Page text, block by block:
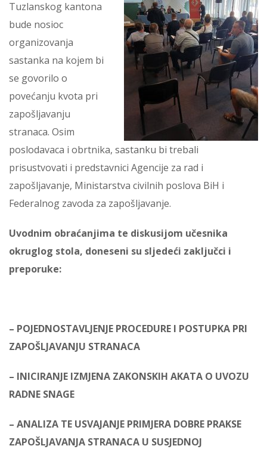
Tuzlanskog kantona
bude nosioc
organizovanja
sastanka na kojem bi
se govorilo o
povećanju kvota pri
zapošljavanju
stranaca. Osim
poslodavaca i obrtnika, sastanku bi trebali
prisustvovati i predstavnici Agencije za rad i
zapošljavanje, Ministarstva civilnih poslova BiH i
Federalnog zavoda za zapošljavanje.
Uvodnim obraćanjima te diskusijom učesnika
okruglog stola, doneseni su sljedeći zaključci i
preporuke:
– POJEDNOSTAVLJENJE PROCEDURE I POSTUPKA PRI
ZAPOŠLJAVANJU STRANACA
– INICIRANJE IZMJENA ZAKONSKIH AKATA O UVOZU
RADNE SNAGE
– ANALIZA TE USVAJANJE PRIMJERA DOBRE PRAKSE
ZAPOŠLJAVANJA STRANACA U SUSJEDNOJ